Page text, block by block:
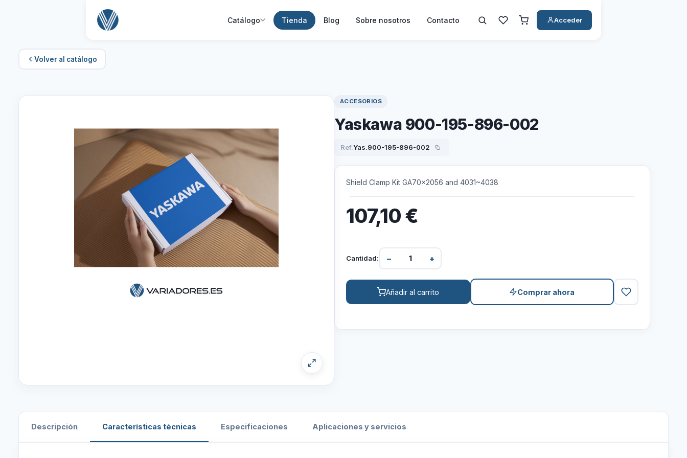
Catálogo Tienda Blog Sobre nosotros Contacto Acceder
Volver al catálogo
ACCESORIOS
Yaskawa 900-195-896-002
Ref.Yas.900-195-896-002
Shield Clamp Kit GA70x2056 and 4031~4038
107,10€
Cantidad: − +
Añadir al carrito Comprar ahora
Descripción Características técnicas Especificaciones Aplicaciones y servicios